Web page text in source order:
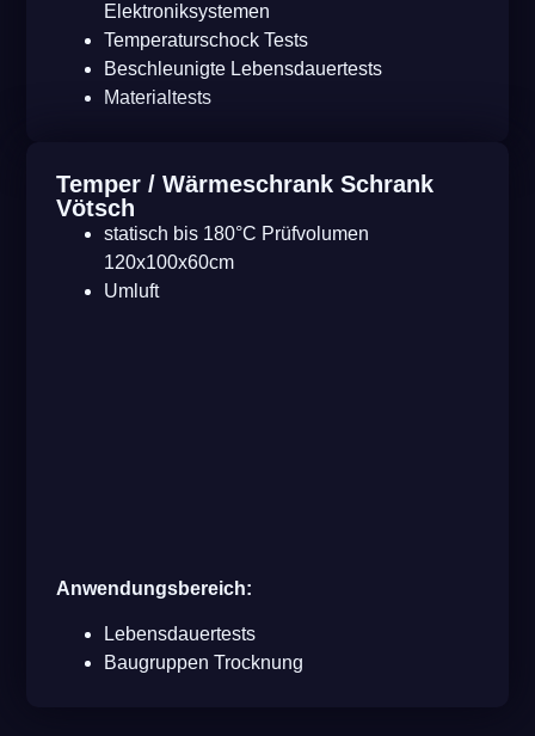
Elektroniksystemen
Temperaturschock Tests
Beschleunigte Lebensdauertests
Materialtests
Temper / Wärmeschrank Schrank
Vötsch
statisch bis 180°C Prüfvolumen
120x100x60cm
Umluft
Anwendungsbereich:
Lebensdauertests
Baugruppen Trocknung